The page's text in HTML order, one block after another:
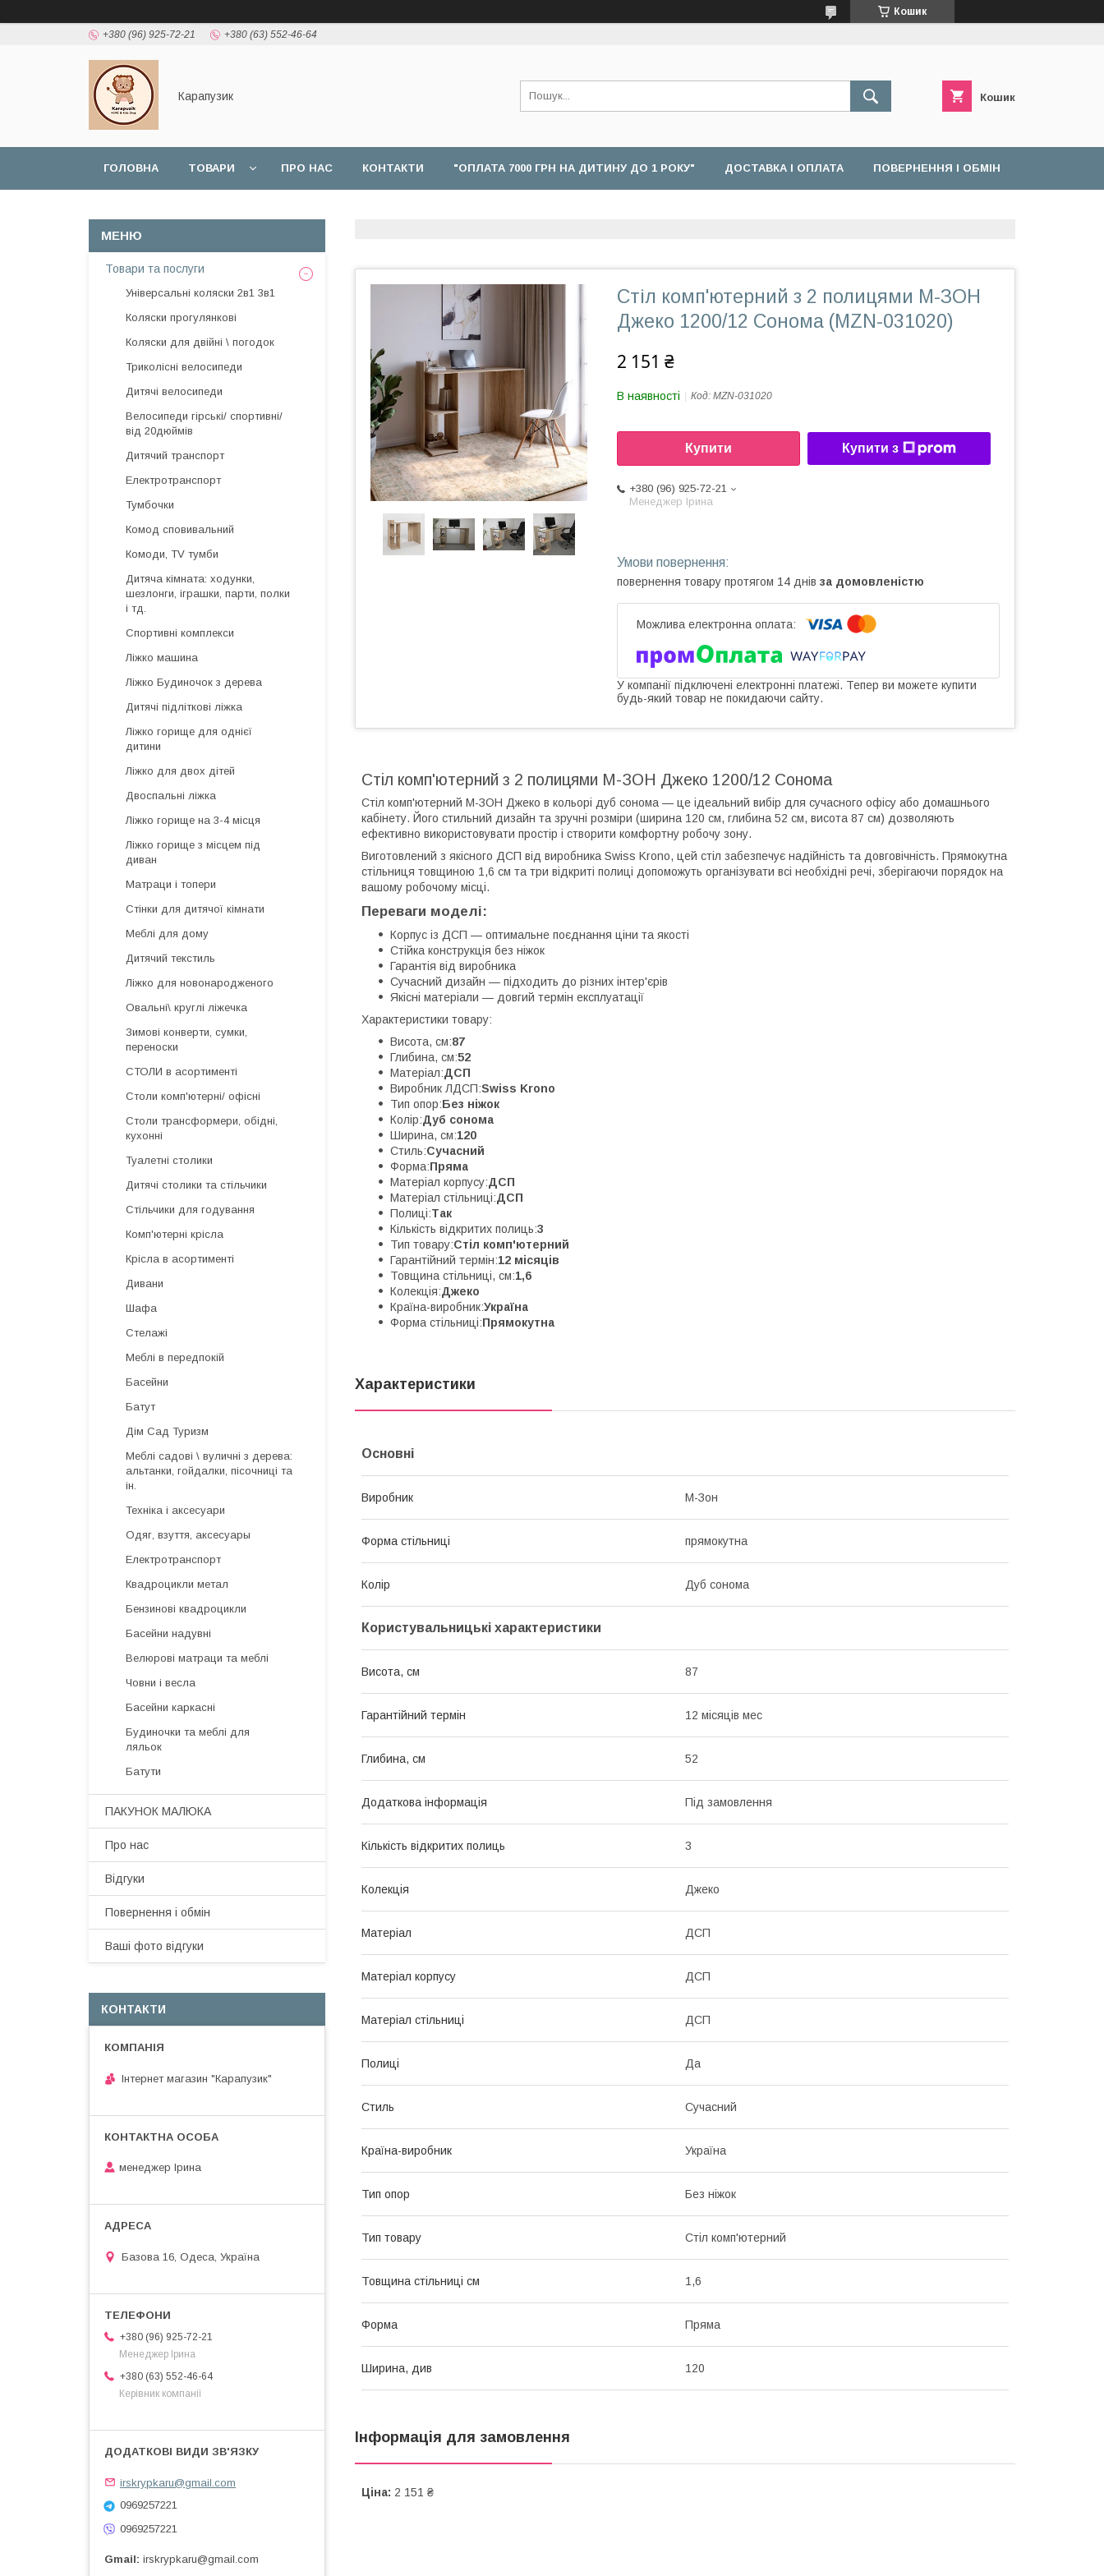
Кошик
+380 (96) 925-72-21 +380 (63) 552-46-64
Карапузик Кошик
ГОЛОВНА ТОВАРИ ПРО НАС КОНТАКТИ "ОПЛАТА 7000 ГРН НА ДИТИНУ ДО 1 РОКУ" ДОСТАВКА І ОПЛАТА ПОВЕРНЕННЯ І ОБМІН
Cтіл комп'ютерний з 2 полицями М-ЗОН
Джеко 1200/12 Сонома (MZN-031020)
2 151 ₴
В наявності Код: MZN-031020
Купити Купити з
+380 (96) 925-72-21
Менеджер Ірина
повернення товару протягом 14 днів за домовленістю
У компанії підключені електронні платежі. Тепер ви можете купити
будь-який товар не покидаючи сайту.
Стіл комп'ютерний з 2 полицями М-ЗОН Джеко 1200/12 Сонома
Стіл комп'ютерний М-ЗОН Джеко в кольорі дуб сонома — це ідеальний вибір для сучасного офісу або домашнього
кабінету. Його стильний дизайн та зручні розміри (ширина 120 см, глибина 52 см, висота 87 см) дозволяють
ефективно використовувати простір і створити комфортну робочу зону.
Виготовлений з якісного ДСП від виробника Swiss Krono, цей стіл забезпечує надійність та довговічність. Прямокутна
стільниця товщиною 1,6 см та три відкриті полиці допоможуть організувати всі необхідні речі, зберігаючи порядок на
вашому робочому місці.
Переваги моделі:
Корпус із ДСП — оптимальне поєднання ціни та якості
Стійка конструкція без ніжок
Гарантія від виробника
Сучасний дизайн — підходить до різних інтер'єрів
Якісні матеріали — довгий термін експлуатації
Характеристики товару:
Висота, см:87
Глибина, см:52
Матеріал:ДСП
Виробник ЛДСП:Swiss Krono
Тип опор:Без ніжок
Колір:Дуб сонома
Ширина, см:120
Стиль:Сучасний
Форма:Пряма
Матеріал корпусу:ДСП
Матеріал стільниці:ДСП
Полиці:Так
Кількість відкритих полиць:3
Тип товару:Стіл комп'ютерний
Гарантійний термін:12 місяців
Товщина стільниці, см:1,6
Колекція:Джеко
Країна-виробник:Україна
Форма стільниці:Прямокутна
Характеристики
Основні
Виробник М-Зон
Форма стільниці прямокутна
Колір Дуб сонома
Користувальницькі характеристики
Висота, см 87
Гарантійний термін 12 місяців мес
Глибина, см 52
Додаткова інформація Під замовлення
Кількість відкритих полиць 3
Колекція Джеко
Матеріал ДСП
Матеріал корпусу ДСП
Матеріал стільниці ДСП
Полиці Да
Стиль Сучасний
Країна-виробник Україна
Тип опор Без ніжок
Тип товару Стіл комп'ютерний
Товщина стільниці см 1,6
Форма Пряма
Ширина, див 120
Інформація для замовлення
Ціна: 2 151 ₴
Товари та послуги
Універсальні коляски 2в1 3в1
Коляски прогулянкові
Коляски для двійні \ погодок
Триколісні велосипеди
Дитячі велосипеди
Велосипеди гірські/ спортивні/
від 20дюймів
Дитячий транспорт
Електротранспорт
Тумбочки
Комод сповивальний
Комоди, TV тумби
Дитяча кімната: ходунки,
шезлонги, іграшки, парти, полки
і тд.
Спортивні комплекси
Ліжко машина
Ліжко Будиночок з дерева
Дитячі підліткові ліжка
Ліжко горище для однієї
дитини
Ліжко для двох дітей
Двоспальні ліжка
Ліжко горище на 3-4 місця
Ліжко горище з місцем під
диван
Матраци і топери
Стінки для дитячої кімнати
Меблі для дому
Дитячий текстиль
Ліжко для новонародженого
Овальні\ круглі ліжечка
Зимові конверти, сумки,
переноски
СТОЛИ в асортименті
Столи комп'ютерні/ офісні
Столи трансформери, обідні,
кухонні
Туалетні столики
Дитячі столики та стільчики
Стільчики для годування
Комп'ютерні крісла
Крісла в асортименті
Дивани
Шафа
Стелажі
Меблі в передпокій
Басейни
Батут
Дім Сад Туризм
Меблі садові \ вуличні з дерева:
альтанки, гойдалки, пісочниці та
ін.
Техніка і аксесуари
Одяг, взуття, аксесуары
Електротранспорт
Квадроцикли метал
Бензинові квадроцикли
Басейни надувні
Велюрові матраци та меблі
Човни і весла
Басейни каркасні
Будиночки та меблі для
ляльок
Батути
ПАКУНОК МАЛЮКА
Про нас
Відгуки
Повернення і обмін
Ваші фото відгуки
КОНТАКТИ
Інтернет магазин "Карапузик"
менеджер Ірина
Базова 16, Одеса, Україна
+380 (96) 925-72-21
Менеджер Ірина
+380 (63) 552-46-64
Керівник компанії
irskrypkaru@gmail.com
0969257221
0969257221
Gmail irskrypkaru@gmail.com